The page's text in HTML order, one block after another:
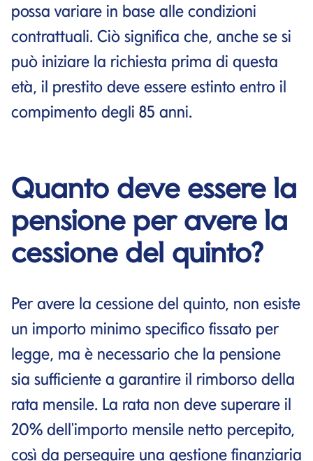
possa variare in base alle condizioni
contrattuali. Ciò significa che, anche se si
può iniziare la richiesta prima di questa
età, il prestito deve essere estinto entro il
compimento degli 85 anni.
Quanto deve essere la
pensione per avere la
cessione del quinto?
Per avere la cessione del quinto, non esiste
un importo minimo specifico fissato per
legge, ma è necessario che la pensione
sia sufficiente a garantire il rimborso della
rata mensile. La rata non deve superare il
20% dell'importo mensile netto percepito,
così da perseguire una gestione finanziaria